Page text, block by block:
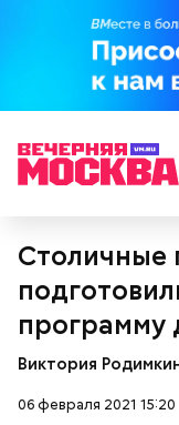
Столичные
программу
Виктория
06 февраля 2021 15:20
Павелецкий
другому пути.